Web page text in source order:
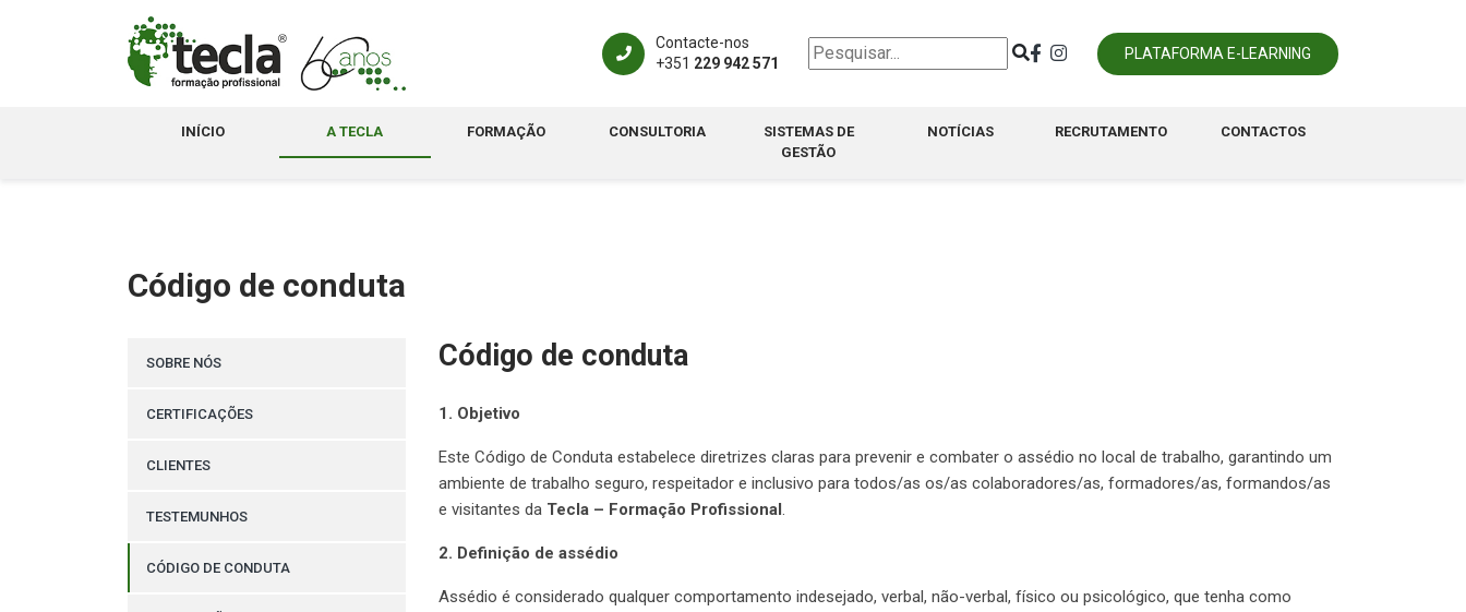
Contacte-nos
+351 229 942 571
PLATAFORMA E-LEARNING
INÍCIO A TECLA FORMAÇÃO CONSULTORIA
SISTEMAS DE
GESTÃO
NOTÍCIAS RECRUTAMENTO CONTACTOS
Código de conduta
SOBRE NÓS
CERTIFICAÇÕES
CLIENTES
TESTEMUNHOS
CÓDIGO DE CONDUTA
Código de conduta
1. Objetivo
Este Código de Conduta estabelece diretrizes claras para prevenir e combater o assédio no local de trabalho, garantindo um
ambiente de trabalho seguro, respeitador e inclusivo para todos/as os/as colaboradores/as, formadores/as, formandos/as
e visitantes da Tecla – Formação Profissional.
2. Definição de assédio
Assédio é considerado qualquer comportamento indesejado, verbal, não-verbal, físico ou psicológico, que tenha como